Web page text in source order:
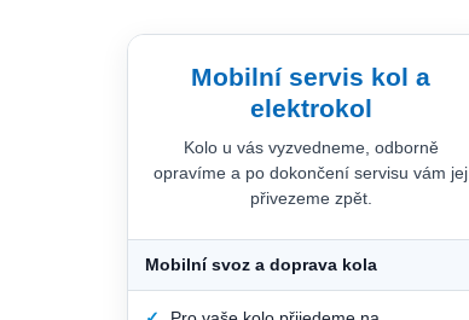
Mobilní servis kol a
elektrokol
Kolo u vás vyzvedneme, odborně
opravíme a po dokončení servisu vám jej
přivezeme zpět.
Mobilní svoz a doprava kola